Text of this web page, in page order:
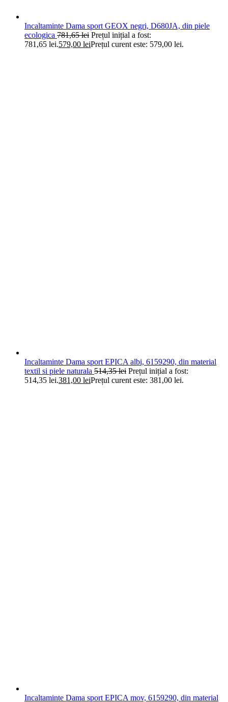
Incaltaminte Dama sport GEOX negri, D680JA, din piele
ecologica 781,65lei Prețul inițial a fost:
781,65 lei.579,00 leiPrețul curent este: 579,00 lei.
Incaltaminte Dama sport EPICA albi, 6159290, din material
textil si piele naturala 514,35lei Prețul inițial a fost:
514,35 lei.381,00 leiPrețul curent este: 381,00 lei.
Incaltaminte Dama sport EPICA mov, 6159290, din material